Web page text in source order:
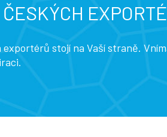
exportérů stojí na Vaší straně.